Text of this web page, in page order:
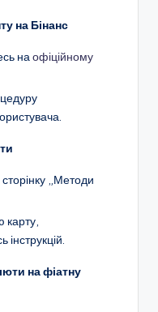
на Бінанс
наофіційному
„Методи
карту,
на фіатну